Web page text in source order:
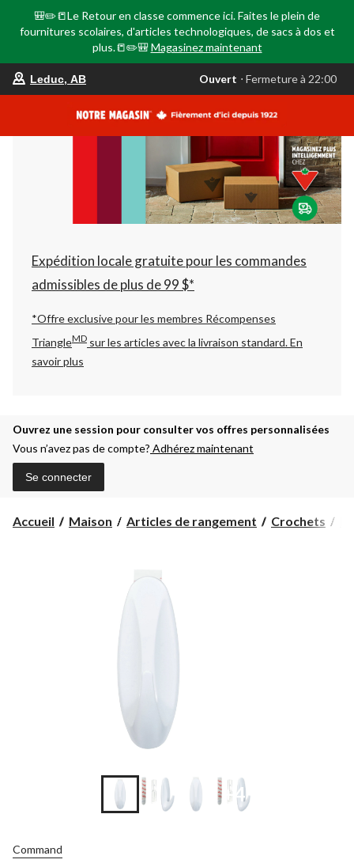
🎒✏️📒Le Retour en classe commence ici. Faites le plein de
fournitures scolaires, d'articles technologiques, de sacs à dos et
plus.📒✏️🎒 Magasinez maintenant
votre
est
AB,
Ouvert,
Fermeture
à
22:00
changer
Leduc, AB Ouvert ⋅ Fermeture à 22:00
Expédition locale gratuite pour les commandes
admissibles de plus de 99 $*
*Offre exclusive pour les membres Récompenses
TriangleMD sur les articles avec la livraison standard.En
savoir plus
Ouvrez une session pour consulter vos offres personnalisées
Vous n’avez pas de compte? Adhérez maintenant
Se connecter
Accueil Maison Articles de rangement Crochets
+4
Command